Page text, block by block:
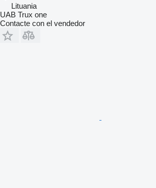
Lituania
UAB Trux one
Contacte con el vendedor